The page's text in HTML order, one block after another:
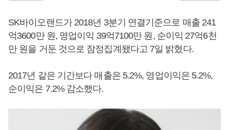
SK바이오랜드가 2018년 3분기 연결기준으로 매출 241
억3600만 원, 영업이익 39억7100만 원, 순이익 27억6천
만 원을 거둔 것으로 잠정집계됐다고 7일 밝혔다.
2017년 같은 기간보다 매출은 5.2%, 영업이익은 5.2%,
순이익은 7.2% 감소했다.